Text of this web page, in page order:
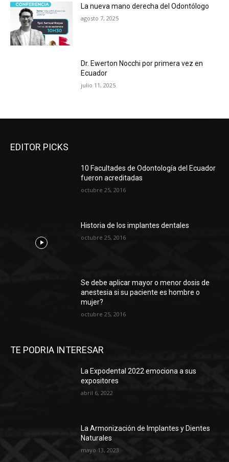
La nueva mano derecha del Odontólogo
agosto 7, 2025
Dr. Ewerton Nocchi por primera vez en
Ecuador
julio 11, 2025
EDITOR PICKS
10 Facultades de Odontología del Ecuador
fueron acreditadas
octubre 25, 2016
Historia de los implantes dentales
octubre 25, 2016
Se debe aplicar mayor o menor dosis de
anestesia si su paciente es hombre o
mujer?
octubre 25, 2016
TE PODRIA INTERESAR
La Expodental 2022 emociona a sus
expositores
abril 6, 2022
La Armonización de Implantes y Dientes
Naturales
mayo 13, 2023